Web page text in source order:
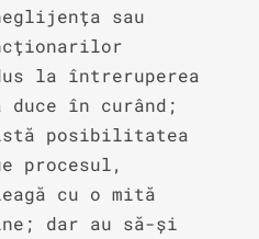
sau
la întreruperea
în curând;
posibilitatea
procesul,
cu o mită
dar au să-și